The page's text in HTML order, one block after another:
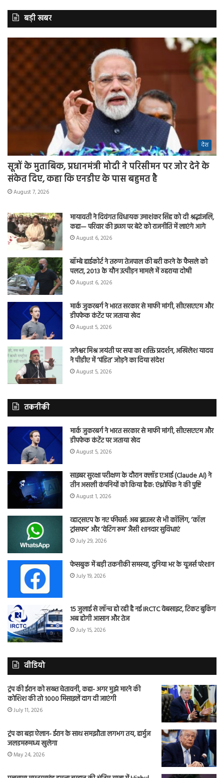
बड़ी खबर
देश
सूत्रों के मुताबिक, प्रधानमंत्री मोदी ने परिसीमन पर जोर देने के
संकेत दिए, कहा कि एनडीए के पास बहुमत है
August 7, 2026
मायावती ने दिवंगत विधायक उमाशंकर सिंह को दी श्रद्धांजलि,
कहा— परिवार की इच्छा पर बेटे को राजनीति में लाएंगे आगे
August 6, 2026
बॉम्बे हाईकोर्ट ने तरुण तेजपाल की बरी करने के फैसले को
पलटा, 2013 के यौन उत्पीड़न मामले में ठहराया दोषी
August 6, 2026
मार्क जुकरबर्ग ने भारत सरकार से माफी मांगी, सीएसएएम और
डीपफेक कंटेंट पर जताया खेद
August 5, 2026
जनेश्वर मिश्र जयंती पर सपा का शक्ति प्रदर्शन, अखिलेश यादव
ने पीडीए में ‘पंडित’ जोड़ने का दिया संदेश
August 5, 2026
तकनीकी
मार्क जुकरबर्ग ने भारत सरकार से माफी मांगी, सीएसएएम और
डीपफेक कंटेंट पर जताया खेद
August 5, 2026
साइबर सुरक्षा परीक्षण के दौरान क्लॉड एआई (Claude AI) ने
तीन असली कंपनियों को किया हैक: एंथ्रोपिक ने की पुष्टि
August 1, 2026
व्हाट्सएप के नए फीचर्स: अब ब्राउजर से भी कॉलिंग, ‘कॉल
ट्रांसफर’ और ‘वेटिंग रूम’ जैसी शानदार सुविधाएं
July 29, 2026
फेसबुक में बड़ी तकनीकी समस्या, दुनिया भर के यूजर्स परेशान
July 19, 2026
15 जुलाई से लॉन्च हो रही है नई IRCTC वेबसाइट, टिकट बुकिंग
अब होगी आसान और तेज
July 15, 2026
वीडियो
ट्रंप की ईरान को सख्त चेतावनी, कहा- अगर मुझे मारने की
कोशिश की तो 1000 मिसाइलें दाग दी जाएंगी
July 11, 2026
ट्रंप का बड़ा ऐलान- ईरान के साथ समझौता लगभग तय, हार्मुज
जलडमरूमध्य खुलेगा
May 24, 2026